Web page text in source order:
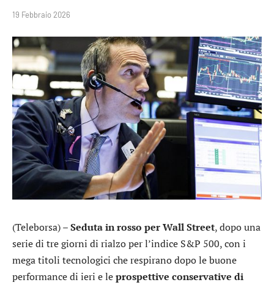
19 Febbraio 2026
(Teleborsa) –Seduta in rosso per Wall Street, dopo una
serie di tre giorni di rialzo per l’indice S&P 500, con i
mega titoli tecnologici che respirano dopo le buone
performance di ieri e leprospettive conservative di